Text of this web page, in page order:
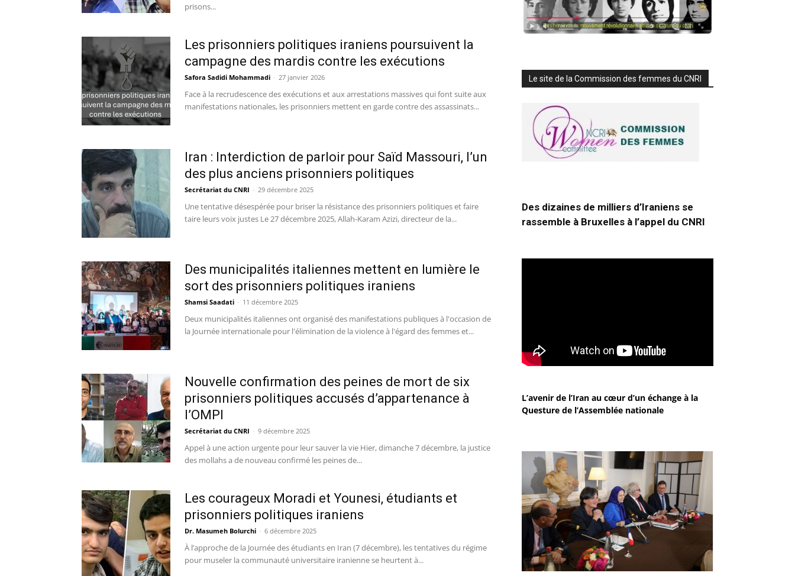
prisons...
Les prisonniers politiques iraniens poursuivent la
campagne des mardis contre les exécutions
Safora Sadidi Mohammadi - 27 janvier 2026
Face à la recrudescence des exécutions et aux arrestations massives qui font suite aux
manifestations nationales, les prisonniers mettent en garde contre des assassinats...
Iran : Interdiction de parloir pour Saïd Massouri, l’un
des plus anciens prisonniers politiques
Secrétariat du CNRI - 29 décembre 2025
Une tentative désespérée pour briser la résistance des prisonniers politiques et faire
taire leurs voix justes Le 27 décembre 2025, Allah-Karam Azizi, directeur de la...
Des municipalités italiennes mettent en lumière le
sort des prisonniers politiques iraniens
Shamsi Saadati - 11 décembre 2025
Deux municipalités italiennes ont organisé des manifestations publiques à l'occasion de
la Journée internationale pour l'élimination de la violence à l'égard des femmes et...
Nouvelle confirmation des peines de mort de six
prisonniers politiques accusés d’appartenance à
l’OMPI
Secrétariat du CNRI - 9 décembre 2025
Appel à une action urgente pour leur sauver la vie Hier, dimanche 7 décembre, la justice
des mollahs a de nouveau confirmé les peines de...
Les courageux Moradi et Younesi, étudiants et
prisonniers politiques iraniens
Dr. Masumeh Bolurchi - 6 décembre 2025
À l’approche de la Journée des étudiants en Iran (7 décembre), les tentatives du régime
pour museler la communauté universitaire iranienne se heurtent à...
Le site de la Commission des femmes du CNRI
Des dizaines de milliers d’Iraniens se
rassemble à Bruxelles à l’appel du CNRI
L’avenir de l’Iran au cœur d’un échange à la
Questure de l’Assemblée nationale